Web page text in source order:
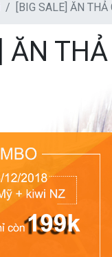
[BIG SALE] ĂN
ĂN